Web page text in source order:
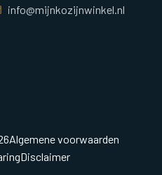
info@mijnkozijnwinkel.nl
Algemene voorwaarden
Disclaimer